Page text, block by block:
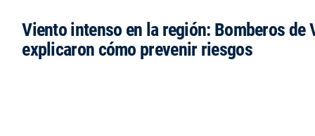
Viento intenso en la región: Bomberos de
explicaron cómo prevenir riesgos